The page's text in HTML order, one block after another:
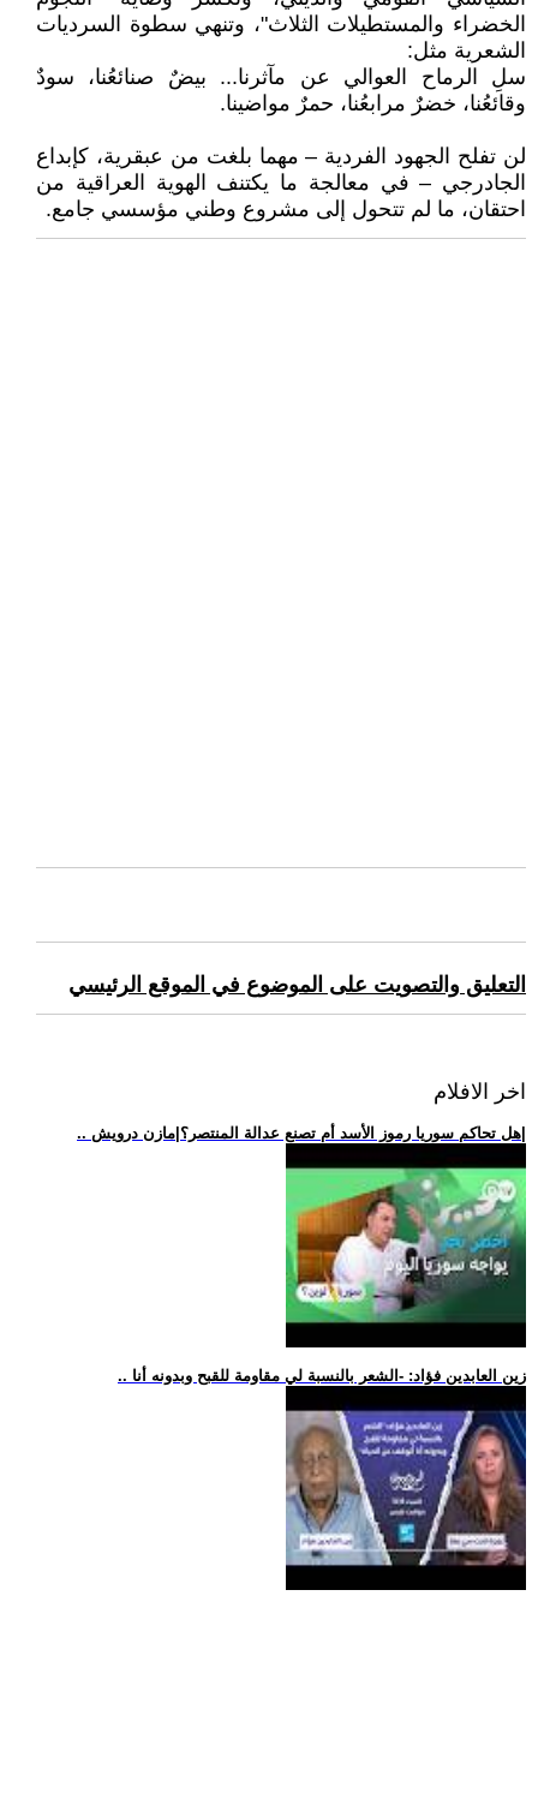
الخضراء والمستطيلات الثلاث"، وتنهي سطوة السرديات
الشعرية مثل:
سلِ الرماح العوالي عن مآثرنا... بيضٌ صنائعُنا، سودٌ
وقائعُنا، خضرٌ مرابعُنا، حمرٌ مواضينا.
لن تفلح الجهود الفردية – مهما بلغت من عبقرية، كإبداع
الجادرجي – في معالجة ما يكتنف الهوية العراقية من
احتقان، ما لم تتحول إلى مشروع وطني مؤسسي جامع.
التعليق والتصويت على الموضوع في الموقع الرئيسي
اخر الافلام
.. زين العابدين فؤاد: -الشعر بالنسبة لي مقاومة للقبح وبدونه أنا